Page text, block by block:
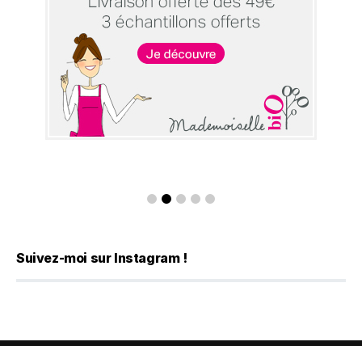
Suivez-moi sur Instagram !